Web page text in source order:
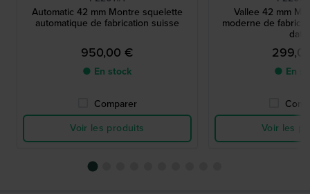
Automatic 42 mm Montre squelette
automatique de fabrication suisse
950,00 €
● En stock
Comparer
Voir les produits
Vallee 42 mm
moderne de
date
● En
Voir les